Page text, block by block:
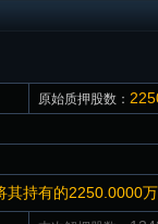
原始质押股数：
持有的2250.0000